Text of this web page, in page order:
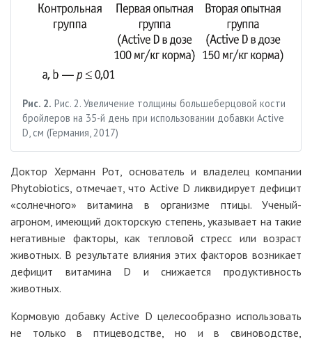
Рис. 2. Рис. 2. Увеличение толщины большеберцовой кости
бройлеров на 35-й день при использовании добавки Active
D, см (Германия, 2017)
Доктор Херманн Рот, основатель и владелец компании
Phytobiotics, отмечает, что Active D ликвидирует дефицит
«солнечного» витамина в организме птицы. Ученый-
агроном, имеющий докторскую степень, указывает на такие
негативные факторы, как тепловой стресс или возраст
животных. В результате влияния этих факторов возникает
дефицит витамина D и снижается продуктивность
животных.
Кормовую добавку Active D целесообразно использовать
не только в птицеводстве, но и в свиноводстве,